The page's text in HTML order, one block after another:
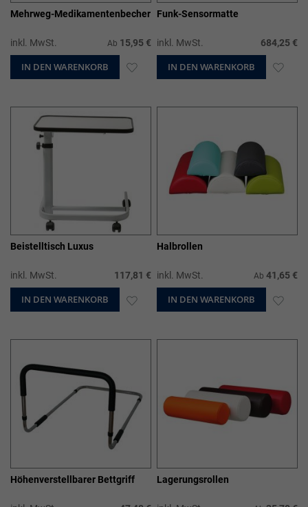
Mehrweg-Medikamentenbecher
inkl. MwSt. Ab 15,95 €
IN DEN WARENKORB ZUR
Funk-Sensormatte
inkl. MwSt. 684,25 €
IN DEN WARENKORB ZUR
Beistelltisch Luxus
inkl. MwSt. 117,81 €
IN DEN WARENKORB ZUR
Halbrollen
inkl. MwSt. Ab 41,65 €
IN DEN WARENKORB ZUR
Höhenverstellbarer Bettgriff Lagerungsrollen